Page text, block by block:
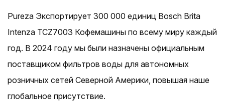
Pureza Экспортирует 300 000 единиц Bosch Brita
Intenza TCZ7003 Кофемашины по всему миру каждый
год. В 2024 году мы были назначены официальным
поставщиком фильтров воды для автономных
розничных сетей Северной Америки, повышая наше
глобальное присутствие.